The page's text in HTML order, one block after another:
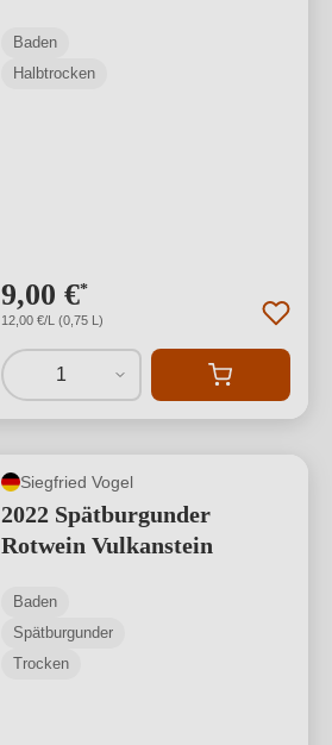
Baden
Halbtrocken
9,00 €*
12,00 €/L (0,75 L)
1
Siegfried Vogel
2022 Spätburgunder
Rotwein Vulkanstein
Baden
Spätburgunder
Trocken